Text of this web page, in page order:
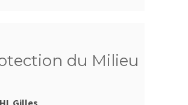
du Milieu
Gilles